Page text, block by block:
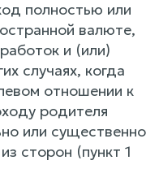
полностью или
валюте,
и (или)
случаях, когда
отношении к
родителя
или существенно
сторон (пункт 1